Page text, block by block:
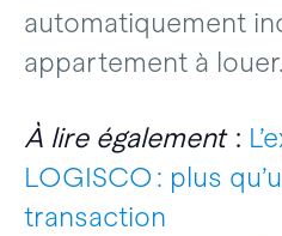
automatiquement
appartement à louer.
À lire également :
LOGISCO : plus
transaction